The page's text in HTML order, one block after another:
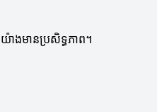
ាងមានប្រសិទ្ធភាព។